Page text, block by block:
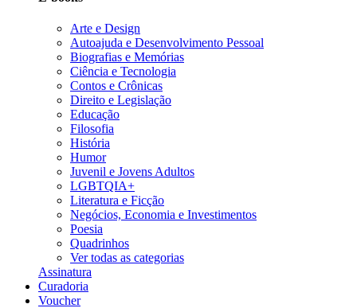
Arte e Design
Autoajuda e Desenvolvimento Pessoal
Biografias e Memórias
Ciência e Tecnologia
Contos e Crônicas
Direito e Legislação
Educação
Filosofia
História
Humor
Juvenil e Jovens Adultos
LGBTQIA+
Literatura e Ficção
Negócios, Economia e Investimentos
Poesia
Quadrinhos
Ver todas as categorias
Assinatura
Curadoria
Voucher